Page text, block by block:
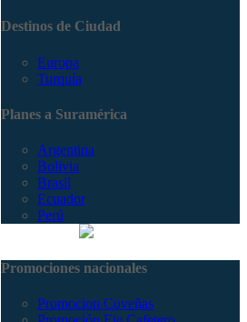
Destinos de Ciudad
Europa
Turquía
Planes a Suramérica
Argentina
Bolivia
Brasil
Ecuador
Perú
Promociones nacionales
Promocion Coveñas